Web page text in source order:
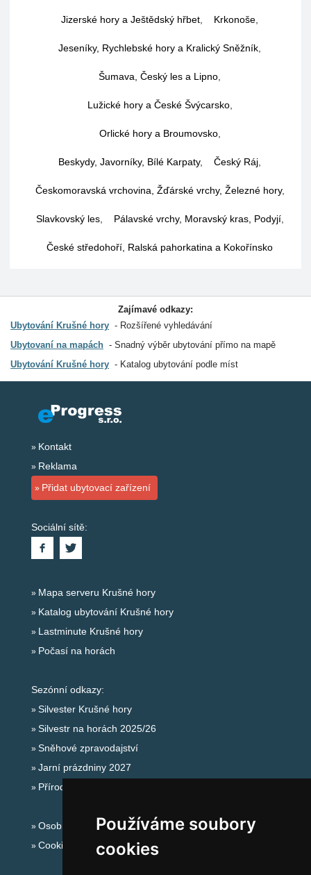
Používáme soubory
cookies
Jizerské hory a Ještědský hřbet Krkonoše
Jeseníky, Rychlebské hory a Kralický Sněžník
Šumava, Český les a Lipno
Lužické hory a České Švýcarsko,
Orlické hory a Broumovsko,
Beskydy, Javorníky, Bílé Karpaty, Český Ráj
Českomoravská vrchovina, Žďárské vrchy, Železné hory,
Slavkovský les, Pálavské vrchy, Moravský kras, Podyjí,
České středohoří, Ralská pahorkatina a Kokořínsko
Zajímavé odkazy:
Ubytování Krušné hory
Rozšířené vyhledávání
Ubytovaní na mapách
Snadný výběr ubytování přímo na mapě
Ubytování Krušné hory
Katalog ubytování podle míst
Kontakt
Reklama
Přidat ubytovací zařízení
Sociální sítě:
Mapa serveru Krušné hory
Katalog ubytování Krušné hory
Lastminute Krušné hory
Počasí na horách
Sezónní odkazy:
Silvester Krušné hory
Silvestr na horách 2025/26
Sněhové zpravodajství
Jarní prázdniny 2027
Přírodní koupaliště
Osobní údaje
Cookies